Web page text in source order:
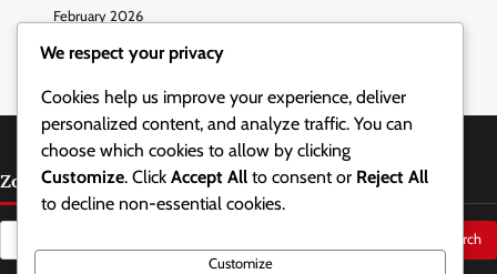
February 2026
Zoeken
for:
We respect your privacy
Cookies help us improve your experience, deliver
personalized content, and analyze traffic. You can
choose which cookies to allow by clicking
Customize. Click Accept All to consent or Reject All
to decline non-essential cookies.
Customize